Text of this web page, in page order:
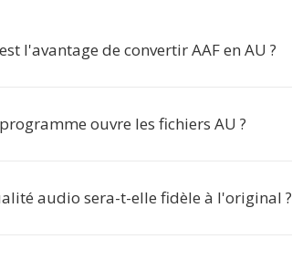
l'avantage de convertir AAF en AU ?
ouvre les fichiers AU ?
audio sera-t-elle fidèle à l'original ?